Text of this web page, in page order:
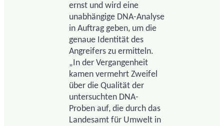
ernst und wird eine
unabhängige DNA-Analyse
in Auftrag geben, um die
genaue Identität des
Angreifers zu ermitteln.
„In der Vergangenheit
kamen vermehrt Zweifel
über die Qualität der
untersuchten DNA-
Proben auf, die durch das
Landesamt für Umwelt in